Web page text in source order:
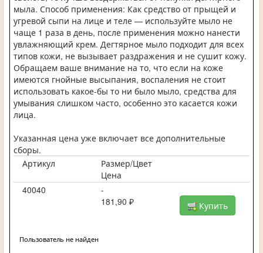
мыла. Способ применения: Как средство от прыщей и
угревой сыпи на лице и теле — используйте мыло не
чаще 1 раза в день, после применения можно нанести
увлажняющий крем. Дегтярное мыло подходит для всех
типов кожи, не вызывает раздражения и не сушит кожу.
Обращаем ваше внимание на то, что если на коже
имеются гнойные высыпания, воспаления не стоит
использовать какое-бы то ни было мыло, средства для
умывания слишком часто, особенно это касается кожи
лица.
Указанная цена уже включает все дополнительные
сборы.
Артикул
Размер/Цвет
Цена
40040
-
181,90 ₽
Купить
Пользователь не найден